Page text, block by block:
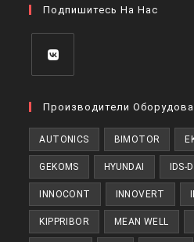
вкладке
новой
Подпишитесь На Нас
в
вкладке
Производители
AUTONICS BIMOTOR
GEKOMS HYUNDAI IDS-
INNOCONT INNOVERT
KIPPRIBOR MEAN WELL